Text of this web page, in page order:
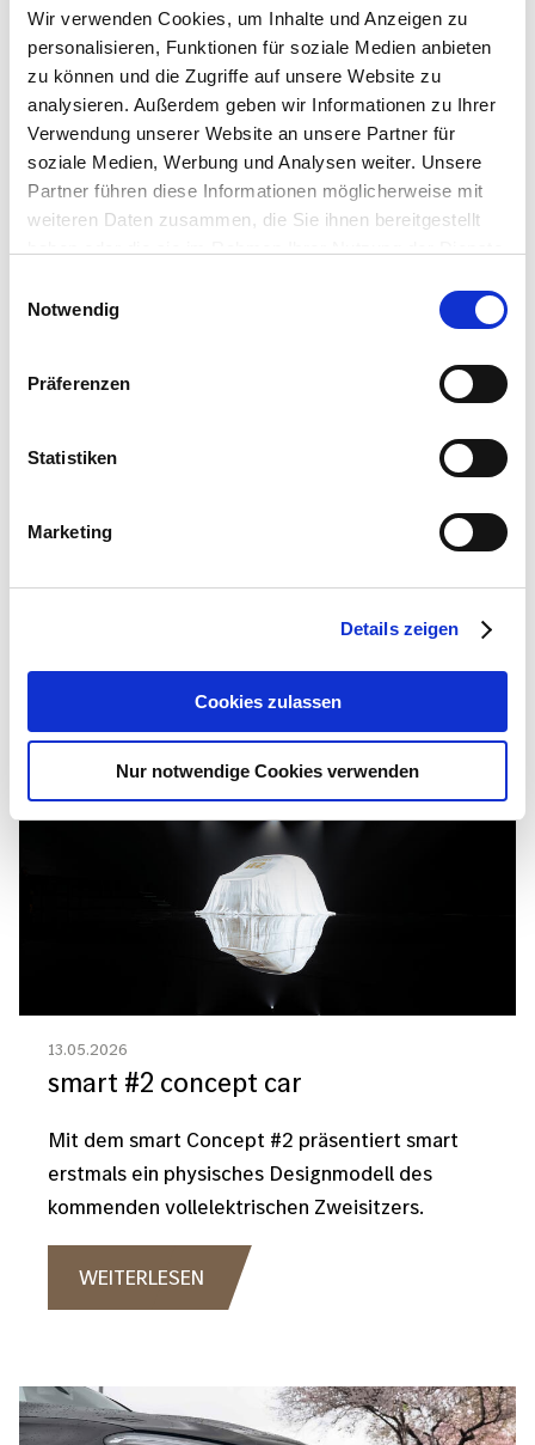
Wir verwenden Cookies, um Inhalte und Anzeigen zu
personalisieren, Funktionen für soziale Medien anbieten
zu können und die Zugriffe auf unsere Website zu
analysieren. Außerdem geben wir Informationen zu Ihrer
Verwendung unserer Website an unsere Partner für
soziale Medien, Werbung und Analysen weiter. Unsere
Partner führen diese Informationen möglicherweise mit
weiteren Daten zusammen, die Sie ihnen bereitgestellt
Notwendig
Präferenzen
Statistiken
Marketing
Details zeigen
Cookies zulassen
Nur notwendige Cookies verwenden
Bild
29.05.2026
In einem ausgewählten Kreis geladener Gäste
Mercedes-Benz VLE, erstmals bei Merbag
13.05.2026
smart #2 concept car
Mit dem smart Concept #2 präsentiert smart
erstmals ein physisches Designmodell des
kommenden vollelektrischen Zweisitzers.
WEITERLESEN
Bild